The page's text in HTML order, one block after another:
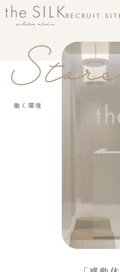
RECRUIT
働く環境